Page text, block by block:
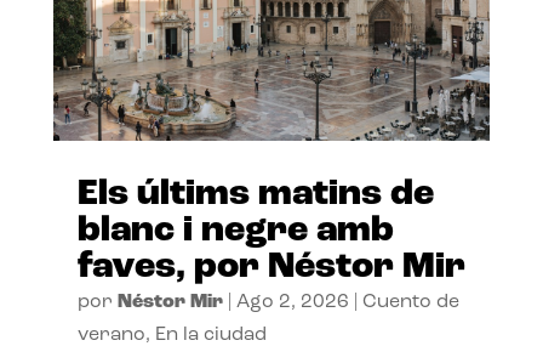
Els últims matins de
blanc i negre amb
faves, por Néstor Mir
por Néstor Mir| Ago 2, 2026
Cuento de
verano, En la ciudad